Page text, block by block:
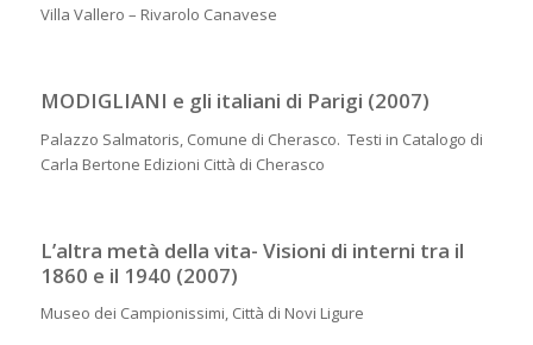
Villa Vallero – Rivarolo Canavese
MODIGLIANI e gli italiani di Parigi (2007)
Palazzo Salmatoris, Comune di Cherasco. Testi in Catalogo di
Carla Bertone Edizioni Città di Cherasco
L’altra metà della vita- Visioni di interni tra il
1860 e il 1940 (2007)
Museo dei Campionissimi, Città di Novi Ligure